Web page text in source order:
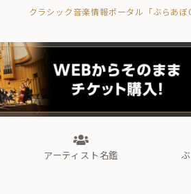
クラシック音楽情報ポータル「ぶらあぼ
アーティスト名鑑
ぶらあぼブラス！
フォルテピアノ